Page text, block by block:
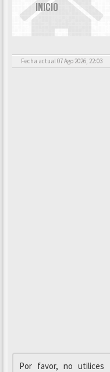
INICIO
Fecha actual 07 Ago 2026, 22:03
Por favor, no utilices